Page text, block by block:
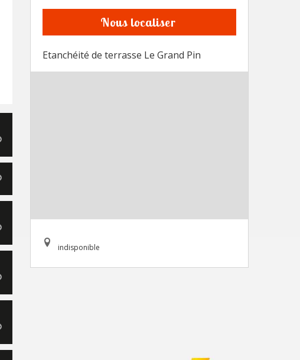
Nous localiser
Etanchéité de terrasse Le Grand Pin
indisponible